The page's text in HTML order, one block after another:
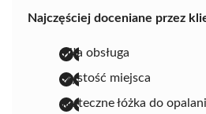
Najczęściej doceniane przez
miła obsługa
czystość miejsca
skuteczne łóżka do